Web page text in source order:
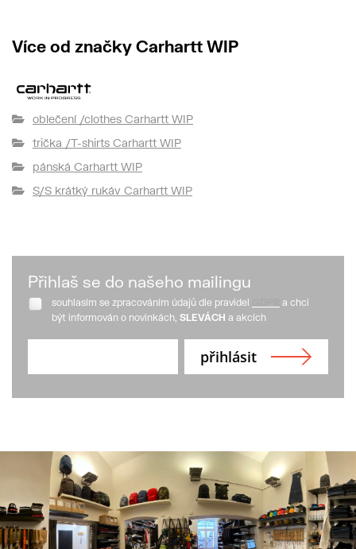
Více od značky Carhartt WIP
oblečení /clothes Carhartt WIP
trička /T-shirts Carhartt WIP
pánská Carhartt WIP
S/S krátký rukáv Carhartt WIP
Přihlaš se do našeho mailingu
souhlasím se zpracováním údajů dle pravidel
a chci
být informován o novinkách, SLEVÁCH a akcích